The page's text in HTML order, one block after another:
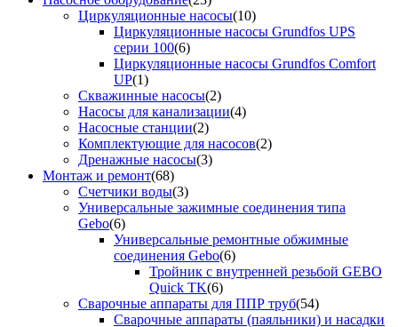
Циркуляционные насосы(10)
Циркуляционные насосы Grundfos UPS
серии 100(6)
Циркуляционные насосы Grundfos Comfort
UP(1)
Скважинные насосы(2)
Насосы для канализации(4)
Насосные станции(2)
Комплектующие для насосов(2)
Дренажные насосы(3)
Монтаж и ремонт(68)
Счетчики воды(3)
Универсальные зажимные соединения типа
Gebo(6)
Универсальные ремонтные обжимные
соединения Gebo(6)
Тройник с внутренней резьбой GEBO
Quick TK(6)
Сварочные аппараты для ППР труб(54)
Сварочные аппараты (паяльники) и насадки